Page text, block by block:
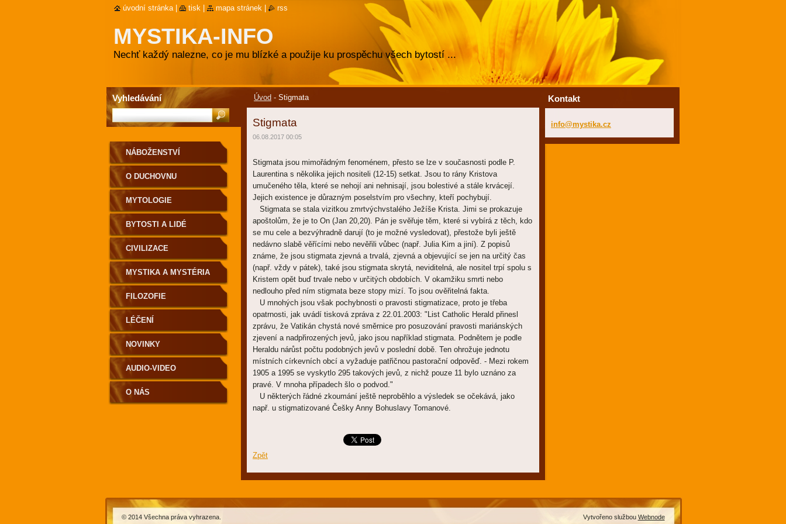
MYSTIKA-INFO
Nechť každý nalezne, co je mu blízké a použije ku prospěchu všech bytostí ...
Úvod - Stigmata
Stigmata
06.08.2017 00:05
Stigmata jsou mimořádným fenoménem, přesto se lze v současnosti podle P.
Laurentina s několika jejich nositeli (12-15) setkat. Jsou to rány Kristova
umučeného těla, které se nehojí ani nehnisají, jsou bolestivé a stále krvácejí.
Jejich existence je důrazným poselstvím pro všechny, kteří pochybují.
Stigmata se stala vizitkou zmrtvýchvstalého Ježíše Krista. Jimi se prokazuje
apoštolům, že je to On (Jan 20,20). Pán je svěřuje těm, které si vybírá z těch, kdo
se mu cele a bezvýhradně darují (to je možné vysledovat), přestože byli ještě
nedávno slabě věřícími nebo nevěřili vůbec (např. Julia Kim a jiní). Z popisů
známe, že jsou stigmata zjevná a trvalá, zjevná a objevující se jen na určitý čas
(např. vždy v pátek), také jsou stigmata skrytá, neviditelná, ale nositel trpí spolu s
Kristem opět buď trvale nebo v určitých obdobích. V okamžiku smrti nebo
nedlouho před ním stigmata beze stopy mizí. To jsou ověřitelná fakta.
U mnohých jsou však pochybnosti o pravosti stigmatizace, proto je třeba
opatrnosti, jak uvádí tisková zpráva z 22.01.2003: "List Catholic Herald přinesl
zprávu, že Vatikán chystá nové směrnice pro posuzování pravosti mariánských
zjevení a nadpřirozených jevů, jako jsou například stigmata. Podnětem je podle
Heraldu nárůst počtu podobných jevů v poslední době. Ten ohrožuje jednotu
místních církevních obcí a vyžaduje patřičnou pastorační odpověď. - Mezi rokem
1905 a 1995 se vyskytlo 295 takových jevů, z nichž pouze 11 bylo uznáno za
pravé. V mnoha případech šlo o podvod."
U některých řádné zkoumání ještě neproběhlo a výsledek se očekává, jako
např. u stigmatizované Češky Anny Bohuslavy Tomanové.
Zpět
NÁBOŽENSTVÍ
O DUCHOVNU
MYTOLOGIE
BYTOSTI A LIDÉ
CIVILIZACE
MYSTIKA A MYSTÉRIA
FILOZOFIE
LÉČENÍ
NOVINKY
AUDIO-VIDEO
O NÁS
Kontakt
info@mystika.cz
Vyhledávání
úvodní stránka tisk mapa stránek rss
© 2014 Všechna práva vyhrazena. Vytvořeno službou Webnode